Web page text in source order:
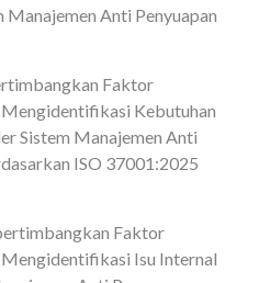
Anti Penyuapan
Faktor
Kebutuhan
Sistem Manajemen Anti
ISO 37001:2025
Faktor
Isu Internal